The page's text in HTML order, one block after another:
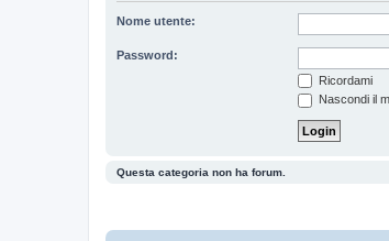
Nome utente:
Password:
Ricordami
Nascondi il
Questa categoria non ha forum.